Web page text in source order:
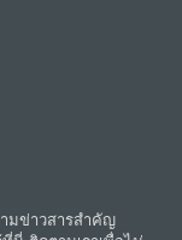
มข่าวสารสำคัญ